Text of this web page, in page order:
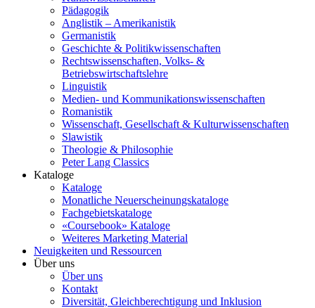
Pädagogik
Anglistik – Amerikanistik
Germanistik
Geschichte & Politikwissenschaften
Rechtswissenschaften, Volks- &
Betriebswirtschaftslehre
Linguistik
Medien- und Kommunikationswissenschaften
Romanistik
Wissenschaft, Gesellschaft & Kulturwissenschaften
Slawistik
Theologie & Philosophie
Peter Lang Classics
Kataloge
Kataloge
Monatliche Neuerscheinungskataloge
Fachgebietskataloge
«Coursebook» Kataloge
Weiteres Marketing Material
Neuigkeiten und Ressourcen
Über uns
Über uns
Kontakt
Diversität, Gleichberechtigung und Inklusion